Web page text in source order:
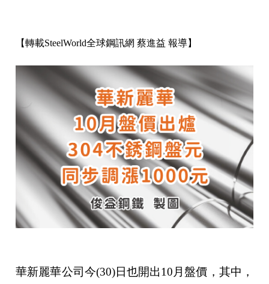
【轉載SteelWorld全球鋼訊網 蔡進益 報導】
華新麗華公司今(30)日也開出10月盤價，其中，